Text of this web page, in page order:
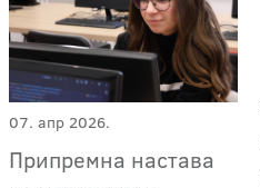
07. апр 2026.
Припремна настава